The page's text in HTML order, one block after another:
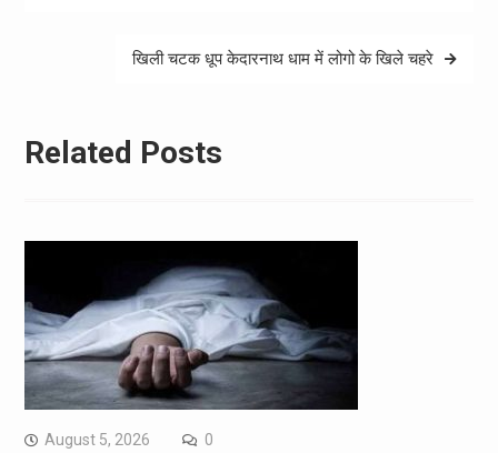
खिली चटक धूप केदारनाथ धाम में लोगो के खिले चहरे
Related Posts
August 5, 2026 0